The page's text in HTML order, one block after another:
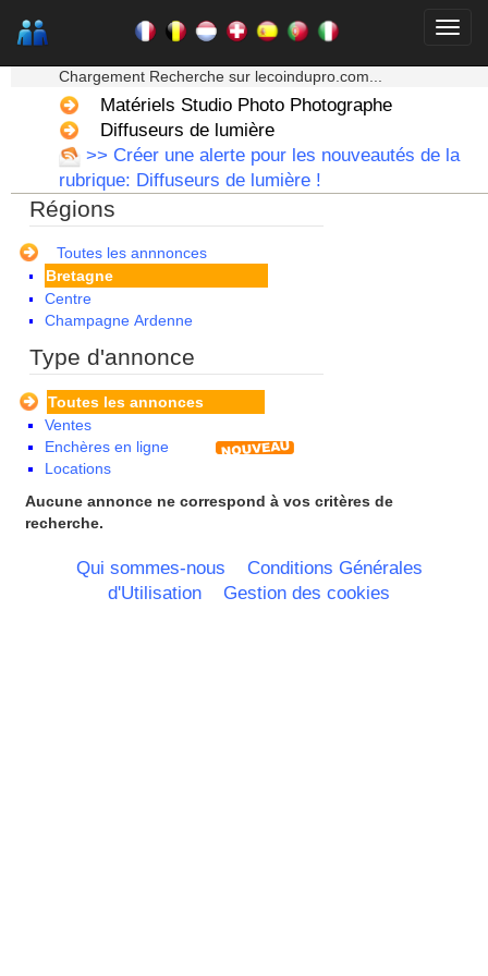
Chargement Recherche sur lecoindupro.com...
Matériels Studio Photo Photographe
Diffuseurs de lumière
>> Créer une alerte pour les nouveautés de la
rubrique: Diffuseurs de lumière !
Régions
Toutes les annnonces
Alsace
Aquitaine
Auvergne
Basse Normandie
Bourgogne
Bretagne
Centre
Champagne Ardenne
Franche Comte - Suisse
Guadeloupe
Guyane
Haute Normandie
Ile de France
La Réunion
Languedoc Roussillon
Limousin
Martinique
Mayotte
Midi Pyrenees - Espagne -
Type d'annonce
Toutes les annonces
Ventes
Enchères en ligne
Locations
Aucune annonce ne correspond à vos critères de
recherche.
Qui sommes-nous
Conditions Générales
d'Utilisation
Gestion des cookies